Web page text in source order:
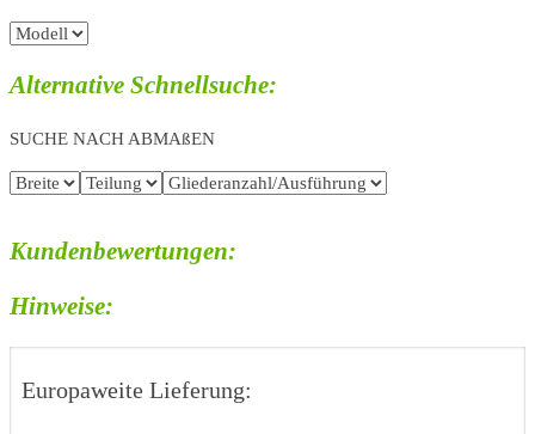
Alternative Schnellsuche:
SUCHE NACH ABMAßEN
Kundenbewertungen:
Hinweise:
Europaweite Lieferung: